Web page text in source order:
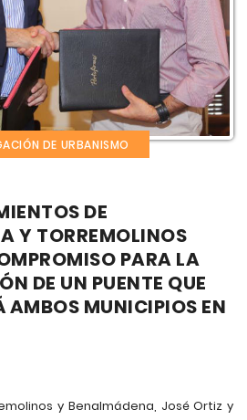
DE URBANISMO
DE
Y TORREMOLINOS
PARA LA
DE UN PUENTE QUE
AMBOS MUNICIPIOS EN
y Benalmádena, José Ortiz y